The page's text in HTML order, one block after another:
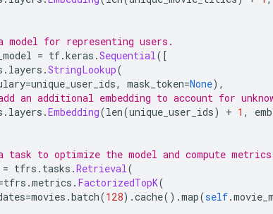
model for representing users.
= tf.keras .Sequential([
. layers .StringLookup(
=unique_user_ids, mask_token=None),
an additional embedding to account for
. layers .Embedding(len(unique_user_ids) + 1 ,
task to optimize the model and compute
= tfrs . tasks .Retrieval(
tfrs .metrics . FactorizedTopK(
=movies .batch(128).cache().map(self.